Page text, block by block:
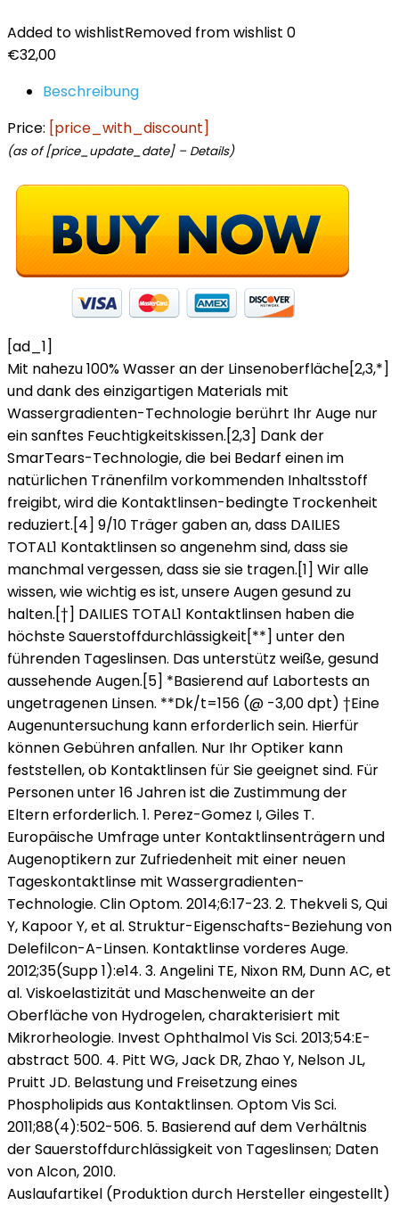
Added to wishlistRemoved from wishlist 0
€32,00
Beschreibung
Price: [price_with_discount]
(as of [price_update_date] – Details)
[ad_1]
Mit nahezu 100% Wasser an der Linsenoberfläche[2,3,*]
und dank des einzigartigen Materials mit
Wassergradienten-Technologie berührt Ihr Auge nur
ein sanftes Feuchtigkeitskissen.[2,3] Dank der
SmarTears-Technologie, die bei Bedarf einen im
natürlichen Tränenfilm vorkommenden Inhaltsstoff
freigibt, wird die Kontaktlinsen-bedingte Trockenheit
reduziert.[4] 9/10 Träger gaben an, dass DAILIES
TOTAL1 Kontaktlinsen so angenehm sind, dass sie
manchmal vergessen, dass sie sie tragen.[1] Wir alle
wissen, wie wichtig es ist, unsere Augen gesund zu
halten.[†] DAILIES TOTAL1 Kontaktlinsen haben die
höchste Sauerstoffdurchlässigkeit[**] unter den
führenden Tageslinsen. Das unterstütz weiße, gesund
aussehende Augen.[5] *Basierend auf Labortests an
ungetragenen Linsen. **Dk/t=156 (@ -3,00 dpt) †Eine
Augenuntersuchung kann erforderlich sein. Hierfür
können Gebühren anfallen. Nur Ihr Optiker kann
feststellen, ob Kontaktlinsen für Sie geeignet sind. Für
Personen unter 16 Jahren ist die Zustimmung der
Eltern erforderlich. 1. Perez-Gomez I, Giles T.
Europäische Umfrage unter Kontaktlinsenträgern und
Augenoptikern zur Zufriedenheit mit einer neuen
Tageskontaktlinse mit Wassergradienten-
Technologie. Clin Optom. 2014;6:17-23. 2. Thekveli S, Qui
Y, Kapoor Y, et al. Struktur-Eigenschafts-Beziehung von
Delefilcon-A-Linsen. Kontaktlinse vorderes Auge.
2012;35(Supp 1):e14. 3. Angelini TE, Nixon RM, Dunn AC, et
al. Viskoelastizität und Maschenweite an der
Oberfläche von Hydrogelen, charakterisiert mit
Mikrorheologie. Invest Ophthalmol Vis Sci. 2013;54:E-
abstract 500. 4. Pitt WG, Jack DR, Zhao Y, Nelson JL,
Pruitt JD. Belastung und Freisetzung eines
Phospholipids aus Kontaktlinsen. Optom Vis Sci.
2011;88(4):502-506. 5. Basierend auf dem Verhältnis
der Sauerstoffdurchlässigkeit von Tageslinsen; Daten
von Alcon, 2010.
Auslaufartikel (Produktion durch Hersteller eingestellt)